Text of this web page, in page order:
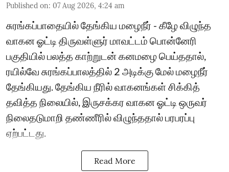
Published on: 07 Aug 2026, 4:24 am
சுரங்கப்பாதையில் தேங்கிய மழைநீர் - கீழே விழுந்த
வாகன ஓட்டி திருவள்ளுர் மாவட்டம் பொன்னேரி
பகுதியில் பலத்த காற்றுடன் கனமழை பெய்ததால்,
ரயில்வே சுரங்கப்பாலத்தில் 2 அடிக்கு மேல் மழைநீர்
தேங்கியது. தேங்கிய நீரில் வாகனங்கள் சிக்கித்
தவித்த நிலையில், இருசக்கர வாகன ஓட்டி ஒருவர்
நிலைதடுமாறி தண்ணீரில் விழுந்ததால் பரபரப்பு
ஏற்பட்டது.
Read More